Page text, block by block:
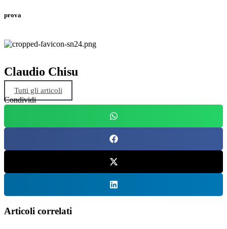
prova
Claudio Chisu
Tutti gli articoli
Condividi
Articoli correlati